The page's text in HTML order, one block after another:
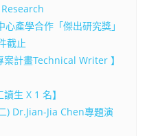
產學合作「傑出研究獎」
截止
案計畫Technical Writer 】
生 X 1 名】
) Dr.Jian-Jia Chen專題演